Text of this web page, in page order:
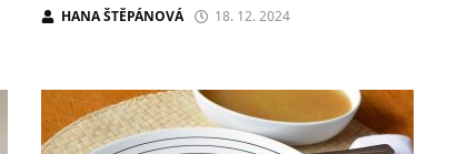
HANA ŠTĚPÁNOVÁ 18. 12. 2024